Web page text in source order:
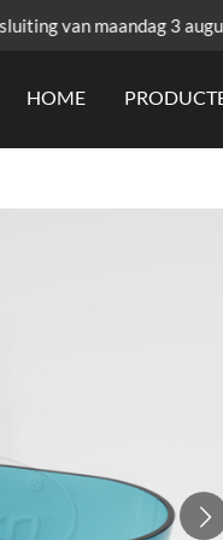
van maandag 3
HOME